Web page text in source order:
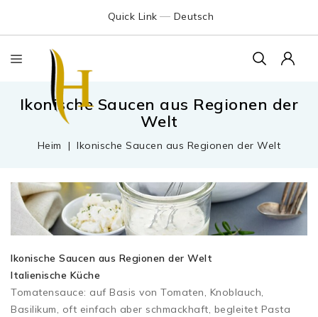
Deutsch
Quick Link
Ikonische Saucen aus Regionen der
Welt
Heim Ikonische Saucen aus Regionen der Welt
Ikonische Saucen aus Regionen der Welt
Italienische Küche
Tomatensauce: auf Basis von Tomaten, Knoblauch,
Basilikum, oft einfach aber schmackhaft, begleitet Pasta